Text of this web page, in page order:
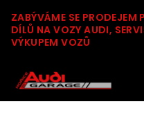
na
obsah
ZABÝVÁME SE
DÍLŮ NA VOZY AUDI,
VÝKUPEM VOZŮ